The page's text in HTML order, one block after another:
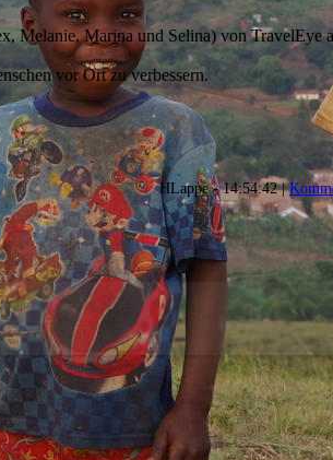
Melanie, Marina und Selina) von TravelEye
vor Ort zu verbessern.
HLappe - 14:54:42 |